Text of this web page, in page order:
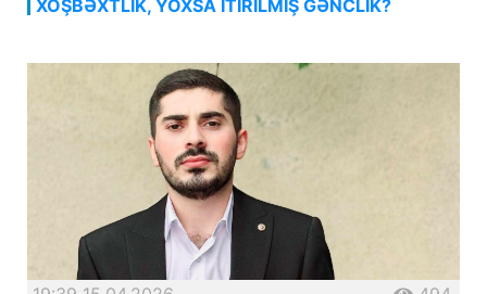
XOŞBƏXTLİK, YOXSA İTİRİLMİŞ GƏNCLİK?